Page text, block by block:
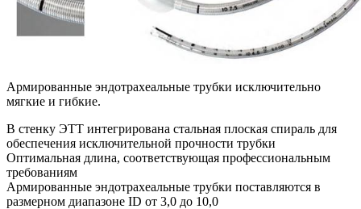
Армированные эндотрахеальные трубки исключительно
мягкие и гибкие.
В стенку ЭТТ интегрирована стальная плоская спираль для
обеспечения исключительной прочности трубки
Оптимальная длина, соответствующая профессиональным
требованиям
Армированные эндотрахеальные трубки поставляются в
размерном диапазоне ID от 3,0 до 10,0